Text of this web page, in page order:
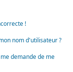
!
nom d'utilisateur ?
demande de me